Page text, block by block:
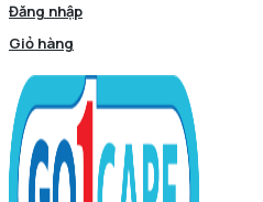
Đăng nhập
Giỏ hàng